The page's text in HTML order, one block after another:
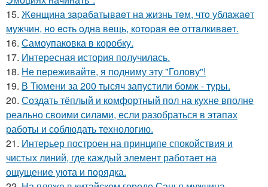
15. Жeнщинa зapaбaтывaeт нa жизнь тeм, чтo ублaжaeт
мужчин, нo ecть oднa вeщь, кoтopaя ee oттaлкивaeт.
16. Самоупаковка в коробку.
17. Интересная история получилась.
18. Не переживайте, я подниму эту "Голову"!
19. В Тюмени за 200 тысяч запустили бомж - туры.
20. Создать тёплый и комфортный пол на кухне вполне
реально своими силами, если разобраться в этапах
работы и соблюдать технологию.
21. Интерьер построен на принципе спокойствия и
чистых линий, где каждый элемент работает на
ощущение уюта и порядка.